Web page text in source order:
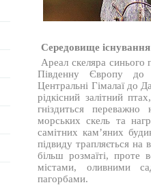
Середовище існування
Ареал скеляра синього
Південну Європу до
Центральні Гімалаї до
рідкісний залітний
гніздиться
морських скель та
самітних кам’яних
підвиду трапляється на
більш розмаїті, проте
містами, оливними
пагорбами.